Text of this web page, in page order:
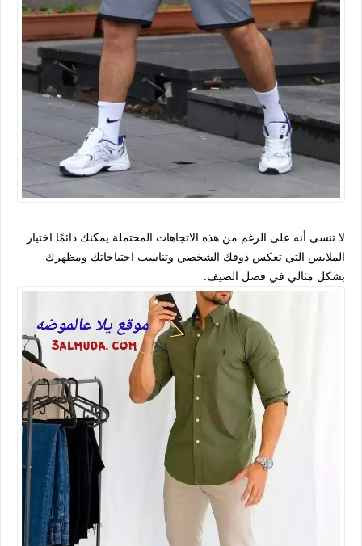
لا تنسى أنه على الرغم من هذه الاتجاهات المحتملة يمكنك دائمًا اختيار
الملابس التي تعكس ذوقك الشخصي وتناسب احتياجاتك ومظهرك
بشكل مثالي في فصل الصيف.